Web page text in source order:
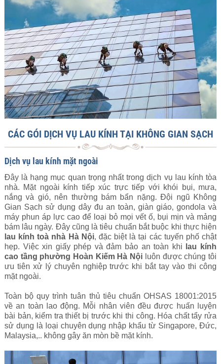
CÁC GÓI DỊCH VỤ LAU KÍNH TẠI KHÔNG GIAN SẠCH
Dịch vụ lau kính mặt ngoài
Đây là hạng mục quan trọng nhất trong dịch vụ lau kính tòa
nhà. Mặt ngoài kính tiếp xúc trực tiếp với khói bụi, mưa,
nắng và gió, nên thường bám bẩn nặng. Đội ngũ Không
Gian Sạch sử dụng dây đu an toàn, giàn giáo, gondola và
máy phun áp lực cao để loại bỏ mọi vết ố, bụi mịn và mảng
bám lâu ngày. Đây cũng là tiêu chuẩn bắt buộc khi thực hiện
lau kính toà nhà Hà Nội, đặc biệt là tại các tuyến phố chật
hẹp. Việc xin giấy phép và đảm bảo an toàn khi lau kính
cao tầng phường Hoàn Kiếm Hà Nội luôn được chúng tôi
ưu tiên xử lý chuyên nghiệp trước khi bắt tay vào thi công
mặt ngoài.
Toàn bộ quy trình tuân thủ tiêu chuẩn OHSAS 18001:2015
về an toàn lao động. Mỗi nhân viên đều được huấn luyện
bài bản, kiểm tra thiết bị trước khi thi công. Hóa chất tẩy rửa
sử dụng là loại chuyên dụng nhập khẩu từ Singapore, Đức,
Malaysia,.. không gây ăn mòn bề mặt kính.